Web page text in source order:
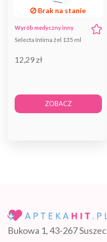
Brak na stanie
Wyrób medyczny inny
Selecta Intima żel 135 ml
12,29 zł
ZOBACZ
Bukowa 1, 43-267 Suszec